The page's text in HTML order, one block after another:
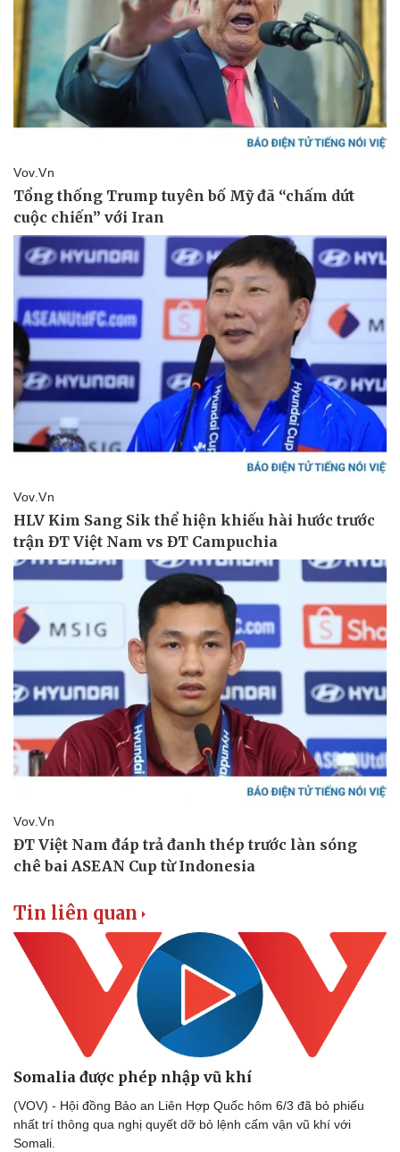
Pháp luật
Tin nóng
Tư vấn luật
Quân sự - Quốc phòng
Phân tích
Tin liên quan
Somalia được phép nhập vũ khí
(VOV) - Hội đồng Bảo an Liên Hợp Quốc hôm 6/3 đã bỏ phiếu
nhất trí thông qua nghị quyết dỡ bỏ lệnh cấm vận vũ khí với
Somali.